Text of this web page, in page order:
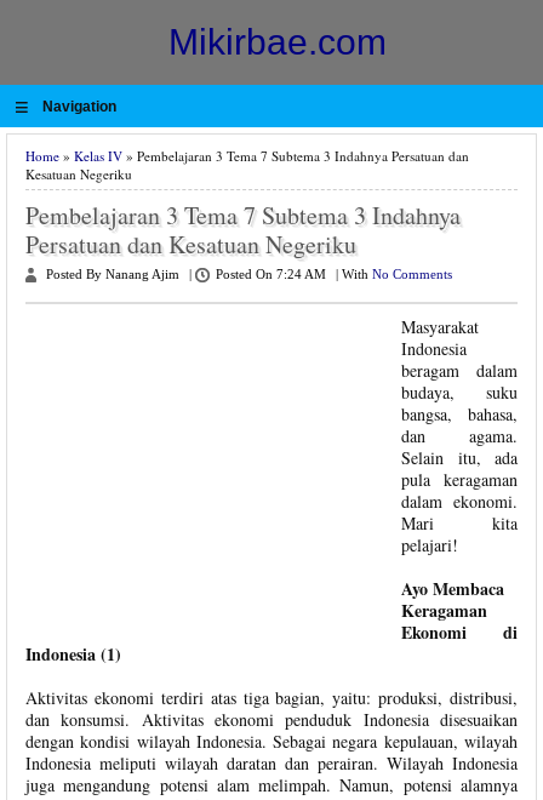
Mikirbae.com
≡ Navigation
Home » Kelas IV » Pembelajaran 3 Tema 7 Subtema 3 Indahnya Persatuan dan
Kesatuan Negeriku
Pembelajaran 3 Tema 7 Subtema 3 Indahnya
Persatuan dan Kesatuan Negeriku
Posted By Nanang Ajim Posted On 7:24 AM With No Comments
Masyarakat
Indonesia
beragam dalam
budaya, suku
bangsa, bahasa,
dan agama.
Selain itu, ada
pula keragaman
dalam ekonomi.
Mari kita
pelajari!
Ayo Membaca
Keragaman
Ekonomi di
Indonesia (1)
Aktivitas ekonomi terdiri atas tiga bagian, yaitu: produksi, distribusi,
dan konsumsi. Aktivitas ekonomi penduduk Indonesia disesuaikan
dengan kondisi wilayah Indonesia. Sebagai negara kepulauan, wilayah
Indonesia meliputi wilayah daratan dan perairan. Wilayah Indonesia
juga mengandung potensi alam melimpah. Namun, potensi alamnya